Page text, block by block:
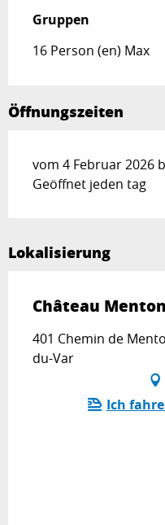
Gruppen
Gruppen
16 Person (en) Max
Öffnungszeiten
vom 4 Februar 2026
Geöffnet jeden tag
Lokalisierung
Château
401 Chemin de
du-Var
Ich